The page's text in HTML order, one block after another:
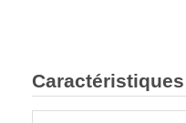
Caractéristiques